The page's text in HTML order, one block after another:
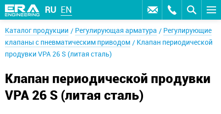
RU EN
Каталог продукции Регулирующая арматура
Регулирующие
клапаны с пневматическим приводом
Клапан периодической
продувки VPA 26 S (литая сталь)
Клапан периодической продувки
VPA 26 S (литая сталь)